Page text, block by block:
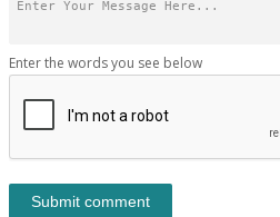
Enter the words you see below